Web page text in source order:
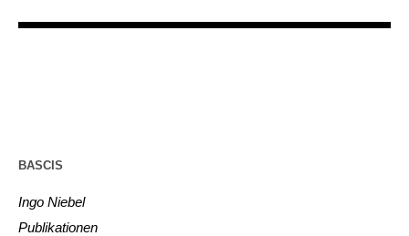
BASCIS
Ingo Niebel
Publikationen